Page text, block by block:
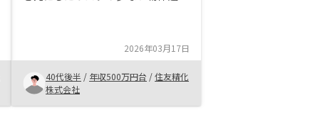
いと感じました。ネット上で、リノ
シーと顧客が進捗を確認できるよ
う、契約後のTODOリストと、進捗
2026年03月17日
40代後半 / 年収500万円台 /住友精化
株式会社